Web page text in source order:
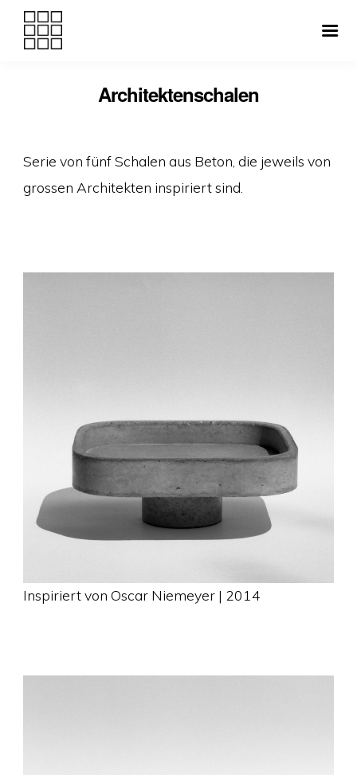
Architektenschalen
Serie von fünf Schalen aus Beton, die jeweils von
grossen Architekten inspiriert sind.
Inspiriert von Oscar Niemeyer | 2014